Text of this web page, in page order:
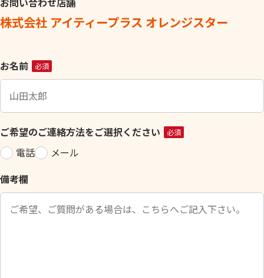
株式会社 アイティープラス オレンジスター
こ
の
ィ
ー
ル
ド
空
の
お名前 必須
ご希望のご連絡方法をご選択ください 必須
電話
メール
備考欄